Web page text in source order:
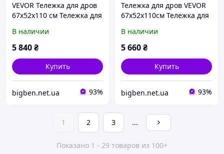
VEVOR Тележка для дров
67x52x110 см Тележка для
порошковым покрытием
с резиновыми колесами
дров
В наличии
5 840₴
Купить
bigben.net.ua 93%
Тележка для дров VEVOR
67x52x110см Тележка для
порошковым покрытием
с резиновыми колесами
дров PP
В наличии
5 660₴
Купить
bigben.net.ua 93%
1 2 3 ...
Показано 1 - 29 товаров из 100+